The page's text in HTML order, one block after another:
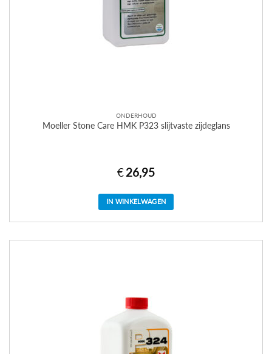
ONDERHOUD
Moeller Stone Care HMK P323 slijtvaste zijdeglans
€26,95
IN WINKELWAGEN